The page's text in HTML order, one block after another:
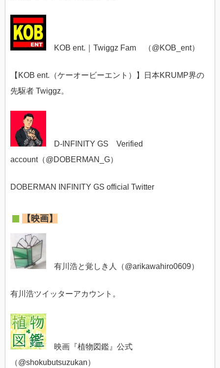
KOB ent.｜Twiggz Fam （@KOB_ent）
【KOB ent.（ケーオービーエント）】日本KRUMP界の
先駆者 Twiggz。
D-INFINITY GS Verified
account（@DOBERMAN_G）
DOBERMAN INFINITY GS official Twitter
【映画】
有川浩と覚しき人（@arikawahiro0609）
有川浩ツイッターアカウント。
映画『植物図鑑』公式
（@shokubutsuzukan）